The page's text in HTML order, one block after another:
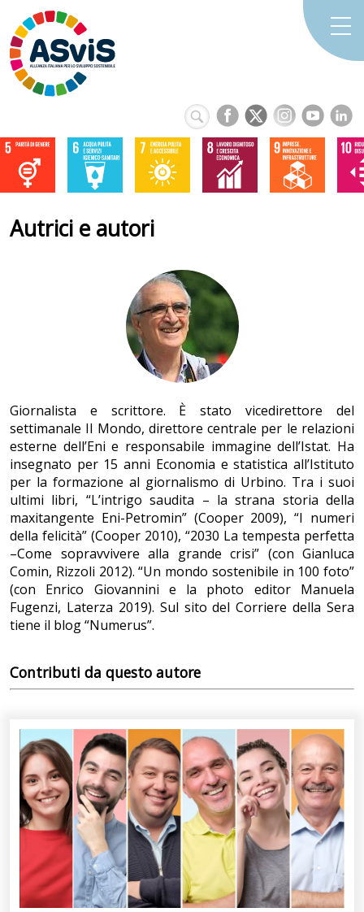
Autrici e autori
Giornalista e scrittore. È stato vicedirettore del
settimanale Il Mondo, direttore centrale per le relazioni
esterne dell’Eni e responsabile immagine dell’Istat. Ha
insegnato per 15 anni Economia e statistica all’Istituto
per la formazione al giornalismo di Urbino. Tra i suoi
ultimi libri, “L’intrigo saudita – la strana storia della
maxitangente Eni-Petromin” (Cooper 2009), “I numeri
della felicità” (Cooper 2010), “2030 La tempesta perfetta
–Come sopravvivere alla grande crisi” (con Gianluca
Comin, Rizzoli 2012). “Un mondo sostenibile in 100 foto”
(con Enrico Giovannini e la photo editor Manuela
Fugenzi, Laterza 2019). Sul sito del Corriere della Sera
tiene il blog “Numerus”.